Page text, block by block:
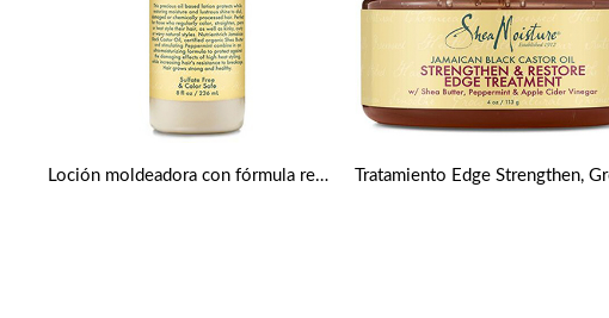
Loción moldeadora con fórmula reparadora y fortalecedora de aceite de ricino negro jamaicano de Shea Moisture